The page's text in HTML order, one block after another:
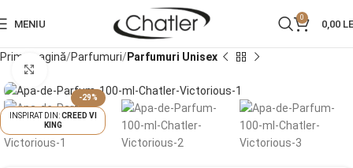
MENIU
0
0,00
Prima pagină Parfumuri Parfumuri Unisex
-29%
CREED VI
KING